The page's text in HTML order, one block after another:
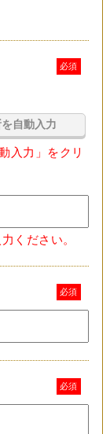
必須
自動入力
入力」をクリ
ください。
必須
必須